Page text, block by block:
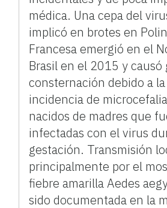
médica. Una cepa del
implicó en brotes en
Francesa emergió en el
Brasil en el 2015 y causó
consternación debido a
incidencia de
nacidos de madres que
infectadas con el virus
gestación. Transmisión
principalmente por el
fiebre amarilla Aedes
sido documentada en la